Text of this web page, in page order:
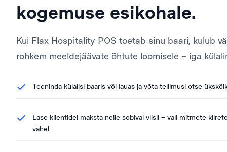
kogemuse esikohale.
Kui Flax Hospitality POS toetab sinu baari, kulub
rohkem meeldejäävate õhtute loomisele – iga
Teeninda külalisi baaris või lauas ja võta tellimusi otse
Lase klientidel maksta neile sobival viisil – vali mitmete
vahel